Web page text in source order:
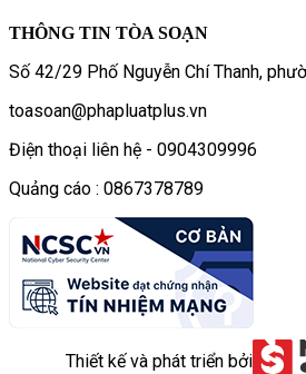
THÔNG TIN TÒA SOẠN
Số 42/29 Phố Nguyễn Chí Thanh,
toasoan@phapluatplus.vn
Điện thoại liên hệ - 0904309996
Quảng cáo : 0867378789
Thiết kế và phát triển bởi